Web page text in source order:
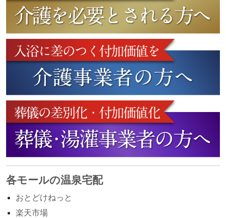
各モールの温泉宅配
おとどけねっと
楽天市場